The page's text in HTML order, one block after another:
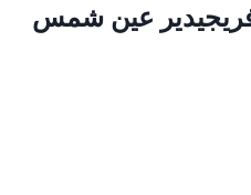
فريجيدير عين شمس